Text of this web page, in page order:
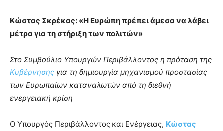
Κώστας Σκρέκας: «Η Ευρώπη πρέπει άμεσα να λάβει
μέτρα για τη στήριξη των πολιτών»
Στο Συμβούλιο Υπουργών Περιβάλλοντος η πρόταση της
Κυβέρνησης για τη δημιουργία μηχανισμού προστασίας
των Ευρωπαίων καταναλωτών από τη διεθνή
ενεργειακή κρίση
Ο Υπουργός Περιβάλλοντος και Ενέργειας, Κώστας